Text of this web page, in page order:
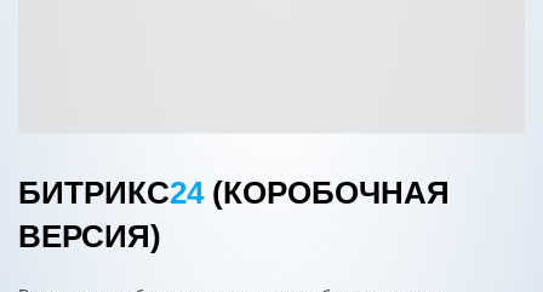
БИТРИКС24(КОРОБОЧНАЯ
ВЕРСИЯ)